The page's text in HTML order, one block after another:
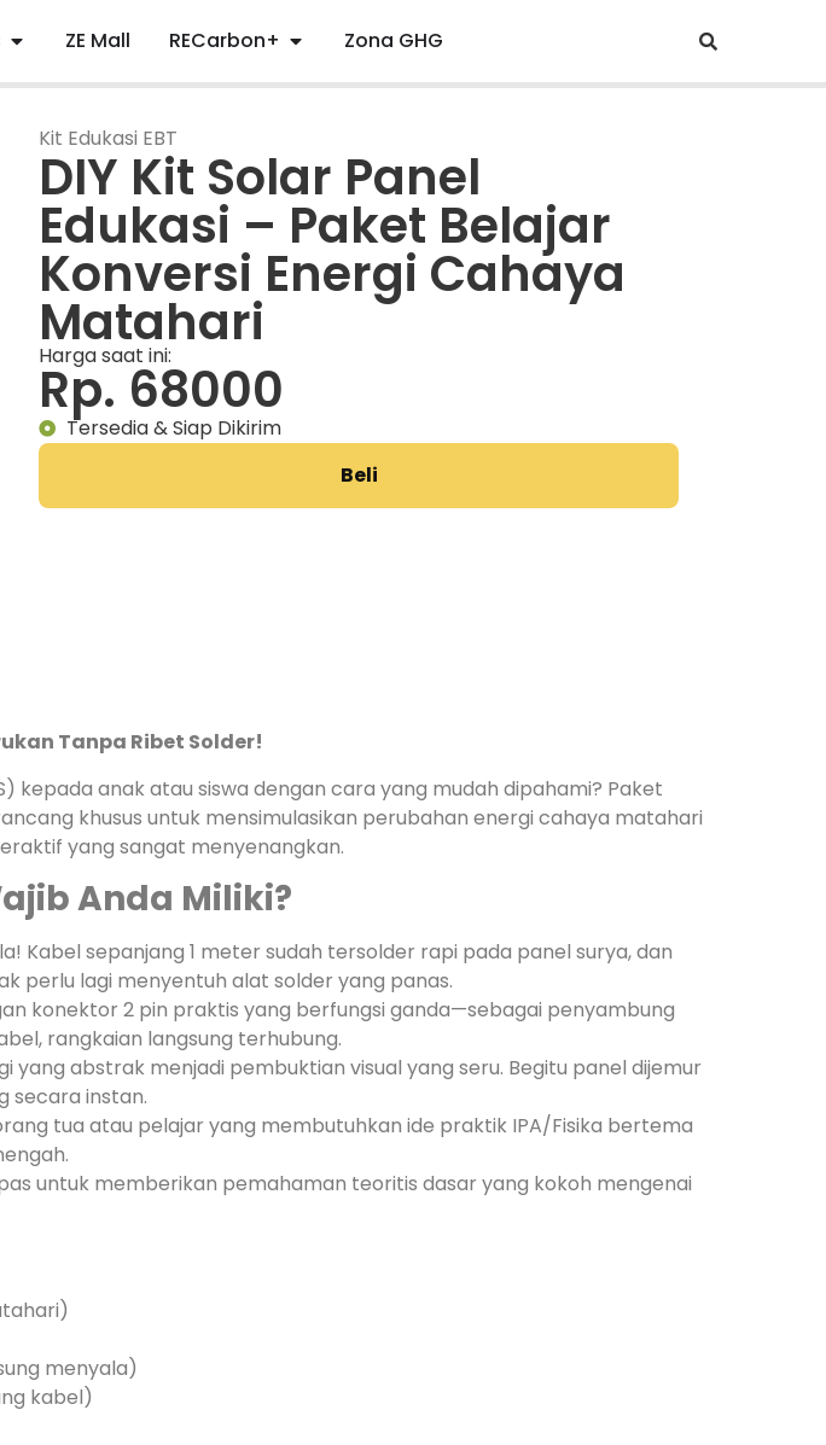
ZE Mall RECarbon+ Zona GHG
Kit Edukasi EBT
DIY Kit Solar Panel
Edukasi – Paket Belajar
Konversi Energi Cahaya
Matahari
Harga saat ini:
Rp. 68000
Tersedia & Siap Dikirim
Beli
Tanpa Ribet Solder!
kepada anak atau siswa dengan cara yang mudah dipahami? Paket
khusus untuk mensimulasikan perubahan energi cahaya matahari
yang sangat menyenangkan.
Anda Miliki?
Kabel sepanjang 1 meter sudah tersolder rapi pada panel surya, dan
perlu lagi menyentuh alat solder yang panas.
konektor 2 pin praktis yang berfungsi ganda—sebagai penyambung
rangkaian langsung terhubung.
yang abstrak menjadi pembuktian visual yang seru. Begitu panel dijemur
secara instan.
tua atau pelajar yang membutuhkan ide praktik IPA/Fisika bertema
untuk memberikan pemahaman teoritis dasar yang kokoh mengenai
menyala)
kabel)